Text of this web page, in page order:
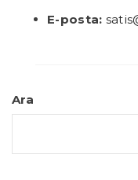
E-posta:
Ara